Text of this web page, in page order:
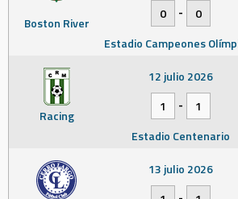
Boston River
0
-
0
Estadio Campeones
Racing
12 julio 2026
1
-
1
Estadio Centenario
13 julio 2026